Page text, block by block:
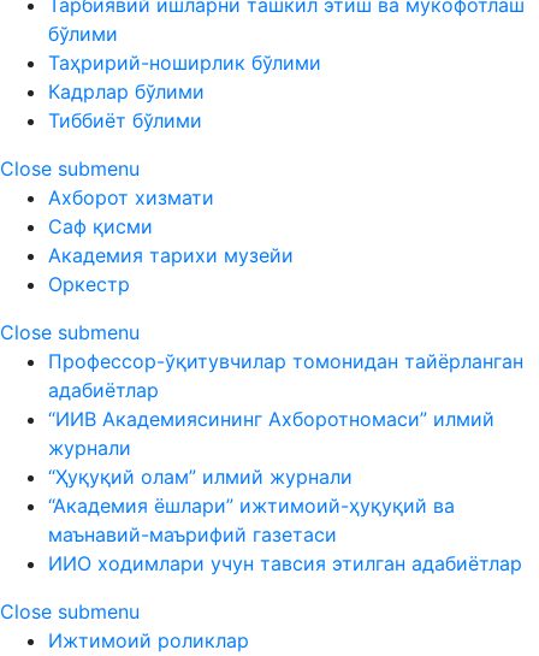
Тарбиявий ишларни ташкил этиш ва мукофотлаш
бўлими
Таҳририй-ноширлик бўлими
Кадрлар бўлими
Тиббиёт бўлими
Close submenu
Ахборот хизмати
Саф қисми
Академия тарихи музейи
Оркестр
Close submenu
Профессор-ўқитувчилар томонидан тайёрланган
адабиётлар
“ИИВ Академиясининг Ахборотномаси” илмий
журнали
“Ҳуқуқий олам” илмий журнали
“Академия ёшлари” ижтимоий-ҳуқуқий ва
маънавий-маърифий газетаси
ИИО ходимлари учун тавсия этилган адабиётлар
Close submenu
Ижтимоий роликлар